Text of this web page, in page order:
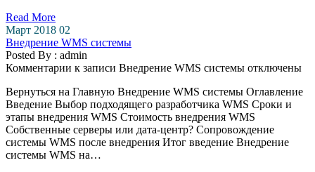
Read More
Март 2018 02
Внедрение WMS системы
Posted By : admin
Комментарии к записи Внедрение WMS системы отключены
Вернуться на Главную Внедрение WMS системы Оглавление
Введение Выбор подходящего разработчика WMS Сроки и
этапы внедрения WMS Стоимость внедрения WMS
Собственные серверы или дата-центр? Сопровождение
системы WMS после внедрения Итог введение Внедрение
системы WMS на…